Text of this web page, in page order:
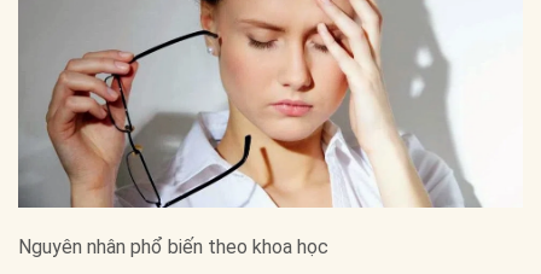
Nguyên nhân phổ biến theo khoa học